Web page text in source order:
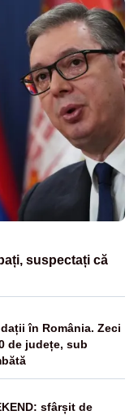
suspectați că
în România. Zeci
de județe, sub
sfârșit de